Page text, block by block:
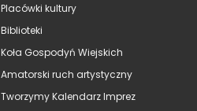
Placówki kultury
Biblioteki
Koła Gospodyń Wiejskich
Amatorski ruch artystyczny
Tworzymy Kalendarz Imprez